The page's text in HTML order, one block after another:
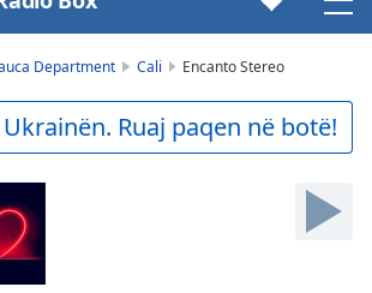
Department Cali Encanto Stereo
Ruaj paqen në botë!